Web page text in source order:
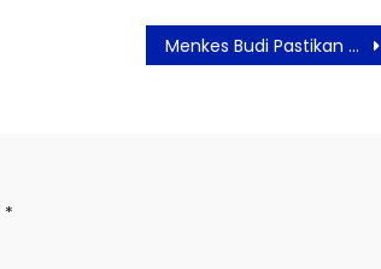
Menkes Budi Pastikan Vaksinasi Booster Mulai 12 Januari
*